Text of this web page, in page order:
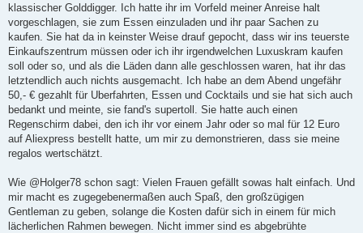
klassischer Golddigger. Ich hatte ihr im Vorfeld meiner Anreise halt
vorgeschlagen, sie zum Essen einzuladen und ihr paar Sachen zu
kaufen. Sie hat da in keinster Weise drauf gepocht, dass wir ins teuerste
Einkaufszentrum müssen oder ich ihr irgendwelchen Luxuskram kaufen
soll oder so, und als die Läden dann alle geschlossen waren, hat ihr das
letztendlich auch nichts ausgemacht. Ich habe an dem Abend ungefähr
50,- € gezahlt für Uberfahrten, Essen und Cocktails und sie hat sich auch
bedankt und meinte, sie fand's supertoll. Sie hatte auch einen
Regenschirm dabei, den ich ihr vor einem Jahr oder so mal für 12 Euro
auf Aliexpress bestellt hatte, um mir zu demonstrieren, dass sie meine
regalos wertschätzt.
Wie @Holger78 schon sagt: Vielen Frauen gefällt sowas halt einfach. Und
mir macht es zugegebenermaßen auch Spaß, den großzügigen
Gentleman zu geben, solange die Kosten dafür sich in einem für mich
lächerlichen Rahmen bewegen. Nicht immer sind es abgebrühte